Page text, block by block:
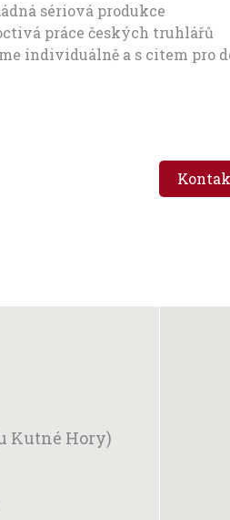
sériová produkce
práce českých truhlářů
individuálně a s citem pro
Kutné Hory)